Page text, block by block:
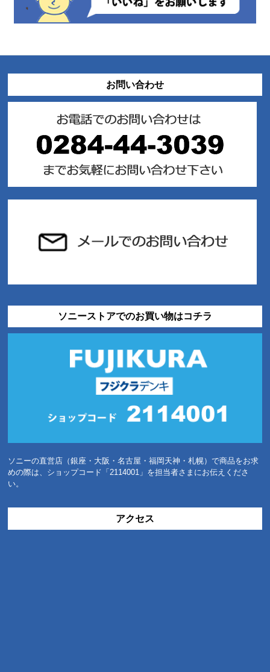
お問い合わせ
ソニーストアでのお買い物はコチラ
ソニーの直営店（銀座・大阪・名古屋・福岡天神・札幌）で商品をお求
めの際は、ショップコード「2114001」を担当者さまにお伝えくださ
い。
アクセス